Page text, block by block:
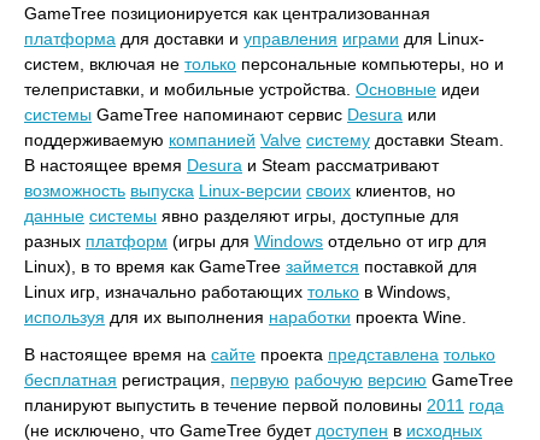
GameTree позиционируется как централизованная
платформа для доставки и управления играми для Linux-
систем, включая не только персональные компьютеры, но и
телеприставки, и мобильные устройства. Основные идеи
системы GameTree напоминают сервис Desura или
поддерживаемую компанией Valve систему доставки Steam.
В настоящее время Desura и Steam рассматривают
возможность выпуска Linux-версии своих клиентов, но
данные системы явно разделяют игры, доступные для
разных платформ (игры для Windows отдельно от игр для
Linux), в то время как GameTree займется поставкой для
Linux игр, изначально работающих только в Windows,
используя для их выполнения наработки проекта Wine.
В настоящее время на сайте проекта представлена только
бесплатная регистрация, первую рабочую версию GameTree
планируют выпустить в течение первой половины 2011 года
(не исключено, что GameTree будет доступен в исходных